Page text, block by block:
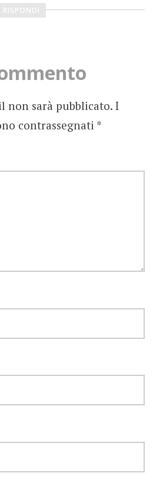
RISPONDI
non sarà pubblicato. I
contrassegnati *